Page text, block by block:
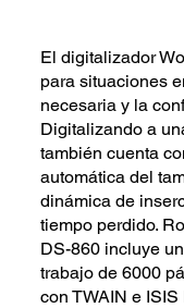
El digitalizador
para situaciones
necesaria y la
Digitalizando a
también cuenta
automática del
dinámica de
tiempo perdido.
DS-860 incluye
trabajo de 6000
con TWAIN e